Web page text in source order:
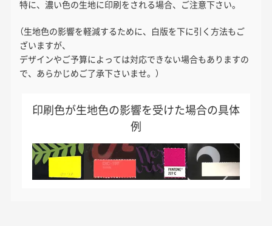
特に、濃い色の生地に印刷をされる場合、ご注意下さい。
（生地色の影響を軽減するために、白版を下に引く方法もご
ざいますが、
デザインやご予算によっては対応できない場合もありますの
で、あらかじめご了承下さいませ。）
印刷色が生地色の影響を受けた場合の具体
例